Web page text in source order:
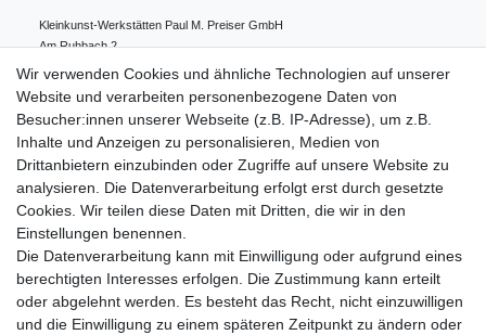
Kleinkunst-Werkstätten Paul M. Preiser GmbH
Am Ruhbach 2
Steinsfeld
Deutschland
Hinweise zur Batterieentsorgung
Lieferung und Versand
Impressum Daten­schutz­erklärung AGB
Wir verwenden Cookies und ähnliche Technologien auf unserer
Website und verarbeiten personenbezogene Daten von
Besucher:innen unserer Webseite (z.B. IP-Adresse), um z.B.
Inhalte und Anzeigen zu personalisieren, Medien von
Drittanbietern einzubinden oder Zugriffe auf unsere Website zu
analysieren. Die Datenverarbeitung erfolgt erst durch gesetzte
Cookies. Wir teilen diese Daten mit Dritten, die wir in den
Einstellungen benennen.
Die Datenverarbeitung kann mit Einwilligung oder aufgrund eines
berechtigten Interesses erfolgen. Die Zustimmung kann erteilt
oder abgelehnt werden. Es besteht das Recht, nicht einzuwilligen
und die Einwilligung zu einem späteren Zeitpunkt zu ändern oder